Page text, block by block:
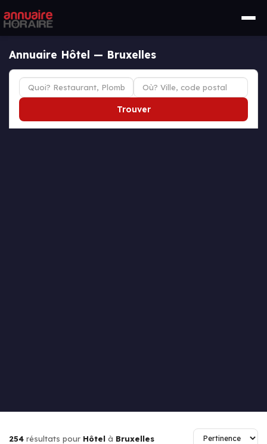
Annuaire Hôtel — Bruxelles
Trouver
254 résultats pour Hôtel à Bruxelles